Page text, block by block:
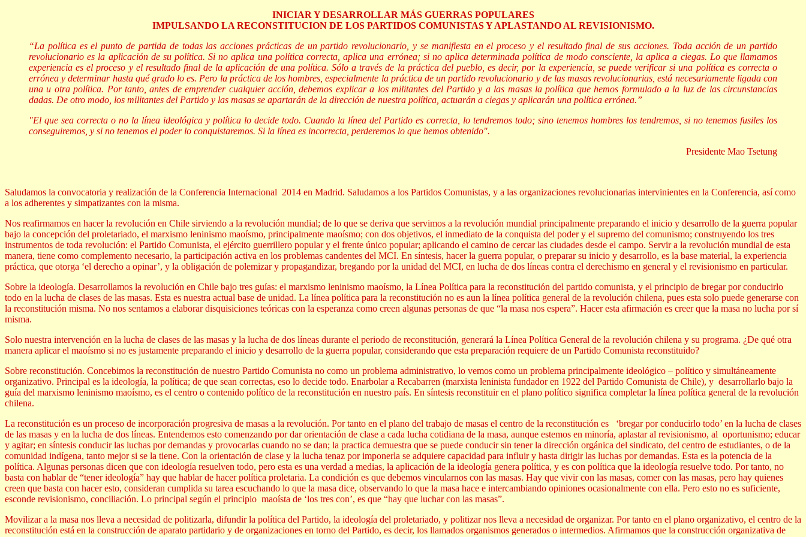
INICIAR Y DESARROLLAR MÁS GUERRAS POPULARES
IMPULSANDO LA RECONSTITUCION DE LOS PARTIDOS COMUNISTAS Y APLASTANDO AL REVISIONISMO.
“La política es el punto de partida de todas las acciones prácticas de un partido revolucionario, y se manifiesta en el proceso y el resultado final de sus acciones. Toda acción de un partido
revolucionario es la aplicación de su política. Si no aplica una política correcta, aplica una errónea; si no aplica determinada política de modo consciente, la aplica a ciegas. Lo que llamamos
experiencia es el proceso y el resultado final de la aplicación de una política. Sólo a través de la práctica del pueblo, es decir, por la experiencia, se puede verificar si una política es correcta o
errónea y determinar hasta qué grado lo es. Pero la práctica de los hombres, especialmente la práctica de un partido revolucionario y de las masas revolucionarias, está necesariamente ligada con
una u otra política. Por tanto, antes de emprender cualquier acción, debemos explicar a los militantes del Partido y a las masas la política que hemos formulado a la luz de las circunstancias
dadas. De otro modo, los militantes del Partido y las masas se apartarán de la dirección de nuestra política, actuarán a ciegas y aplicarán una política errónea.”
"El que sea correcta o no la línea ideológica y política lo decide todo. Cuando la línea del Partido es correcta, lo tendremos todo; sino tenemos hombres los tendremos, si no tenemos fusiles los
conseguiremos, y si no tenemos el poder lo conquistaremos. Si la línea es incorrecta, perderemos lo que hemos obtenido".
Presidente Mao Tsetung
Saludamos la convocatoria y realización de la Conferencia Internacional 2014 en Madrid. Saludamos a los Partidos Comunistas, y a las organizaciones revolucionarias intervinientes en la Conferencia, así como
a los adherentes y simpatizantes con la misma.
Nos reafirmamos en hacer la revolución en Chile sirviendo a la revolución mundial; de lo que se deriva que servimos a la revolución mundial principalmente preparando el inicio y desarrollo de la guerra popular
bajo la concepción del proletariado, el marxismo leninismo maoísmo, principalmente maoísmo; con dos objetivos, el inmediato de la conquista del poder y el supremo del comunismo; construyendo los tres
instrumentos de toda revolución: el Partido Comunista, el ejército guerrillero popular y el frente único popular; aplicando el camino de cercar las ciudades desde el campo. Servir a la revolución mundial de esta
manera, tiene como complemento necesario, la participación activa en los problemas candentes del MCI. En síntesis, hacer la guerra popular, o preparar su inicio y desarrollo, es la base material, la experiencia
práctica, que otorga ‘el derecho a opinar’, y la obligación de polemizar y propagandizar, bregando por la unidad del MCI, en lucha de dos líneas contra el derechismo en general y el revisionismo en particular.
Sobre la ideología. Desarrollamos la revolución en Chile bajo tres guías: el marxismo leninismo maoísmo, la Línea Política para la reconstitución del partido comunista, y el principio de bregar por conducirlo
todo en la lucha de clases de las masas. Esta es nuestra actual base de unidad. La línea política para la reconstitución no es aun la línea política general de la revolución chilena, pues esta solo puede generarse con
la reconstitución misma. No nos sentamos a elaborar disquisiciones teóricas con la esperanza como creen algunas personas de que “la masa nos espera”. Hacer esta afirmación es creer que la masa no lucha por sí
misma.
Solo nuestra intervención en la lucha de clases de las masas y la lucha de dos líneas durante el periodo de reconstitución, generará la Línea Política General de la revolución chilena y su programa. ¿De qué otra
manera aplicar el maoísmo si no es justamente preparando el inicio y desarrollo de la guerra popular, considerando que esta preparación requiere de un Partido Comunista reconstituido?
Sobre reconstitución. Concebimos la reconstitución de nuestro Partido Comunista no como un problema administrativo, lo vemos como un problema principalmente ideológico – político y simultáneamente
organizativo. Principal es la ideología, la política; de que sean correctas, eso lo decide todo. Enarbolar a Recabarren (marxista leninista fundador en 1922 del Partido Comunista de Chile), y desarrollarlo bajo la
guía del marxismo leninismo maoísmo, es el centro o contenido político de la reconstitución en nuestro país. En síntesis reconstituir en el plano político significa completar la línea política general de la revolución
chilena.
La reconstitución es un proceso de incorporación progresiva de masas a la revolución. Por tanto en el plano del trabajo de masas el centro de la reconstitución es ‘bregar por conducirlo todo’ en la lucha de clases
de las masas y en la lucha de dos líneas. Entendemos esto comenzando por dar orientación de clase a cada lucha cotidiana de la masa, aunque estemos en minoría, aplastar al revisionismo, al oportunismo; educar
y agitar; en síntesis conducir las luchas por demandas y provocarlas cuando no se dan; la practica demuestra que se puede conducir sin tener la dirección orgánica del sindicato, del centro de estudiantes, o de la
comunidad indígena, tanto mejor si se la tiene. Con la orientación de clase y la lucha tenaz por imponerla se adquiere capacidad para influir y hasta dirigir las luchas por demandas. Esta es la potencia de la
política. Algunas personas dicen que con ideología resuelven todo, pero esta es una verdad a medias, la aplicación de la ideología genera política, y es con política que la ideología resuelve todo. Por tanto, no
basta con hablar de “tener ideología” hay que hablar de hacer política proletaria. La condición es que debemos vincularnos con las masas. Hay que vivir con las masas, comer con las masas, pero hay quienes
creen que basta con hacer esto, consideran cumplida su tarea escuchando lo que la masa dice, observando lo que la masa hace e intercambiando opiniones ocasionalmente con ella. Pero esto no es suficiente,
esconde revisionismo, conciliación. Lo principal según el principio maoísta de ‘los tres con’, es que “hay que luchar con las masas”.
Movilizar a la masa nos lleva a necesidad de politizarla, difundir la política del Partido, la ideología del proletariado, y politizar nos lleva a necesidad de organizar. Por tanto en el plano organizativo, el centro de la
reconstitución está en la construcción de aparato partidario y de organizaciones en torno del Partido, es decir, los llamados organismos generados o intermedios. Afirmamos que la construcción organizativa de